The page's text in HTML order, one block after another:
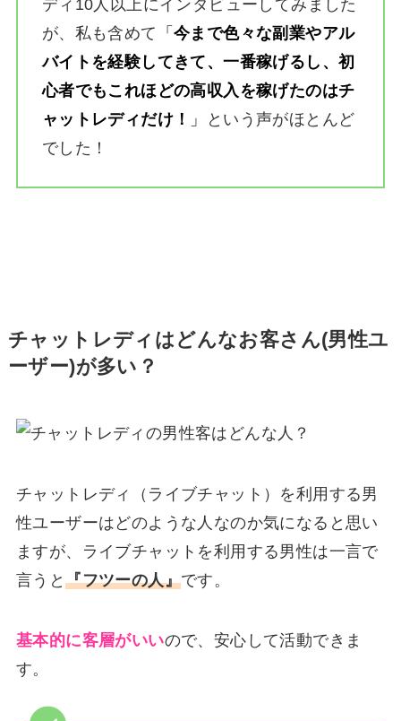
ディ10人以上にインタビューしてみました
が、私も含めて
「今まで色々な副業やアル
バイトを経験してきて、一番稼げるし、初
心者でもこれほどの高収入を稼げたのはチ
ャットレディだけ！
」
という声がほとんど
でした！
チャットレディはどんなお客さん(男性ユ
ーザー)が多い？
チャットレディ（ライブチャット）を利用する男
性ユーザーはどのような人なのか気になると思い
ますが、ライブチャットを利用する男性は一言で
言うと『フツーの人』です。
基本的に客層がいいので、安心して活動できま
す。